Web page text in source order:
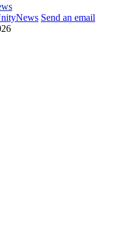
Send an email